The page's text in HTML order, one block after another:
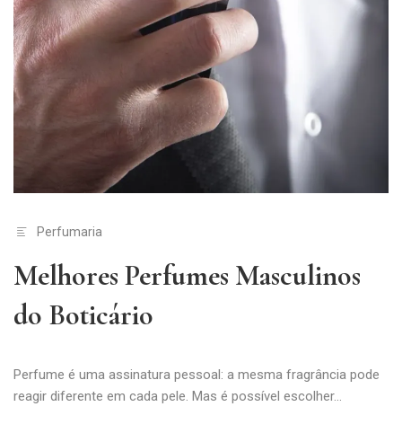
Perfumaria
Melhores Perfumes Masculinos
do Boticário
Perfume é uma assinatura pessoal: a mesma fragrância pode
reagir diferente em cada pele. Mas é possível escolher...